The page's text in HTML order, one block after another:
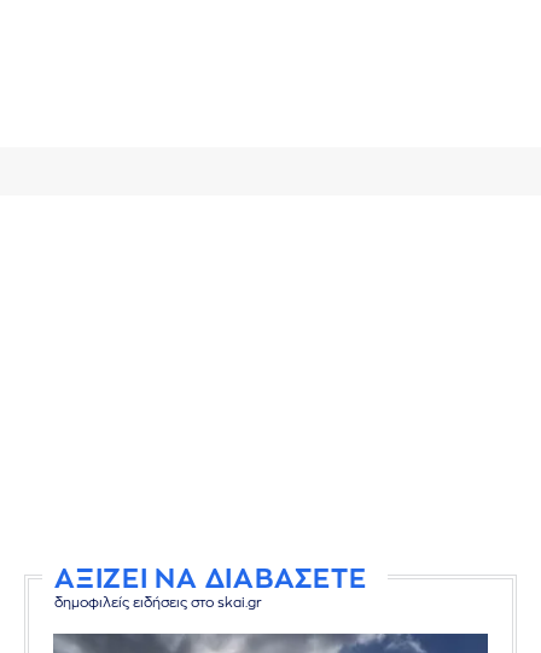
ΑΞΙΖΕΙ ΝΑ ΔΙΑΒΑΣΕΤΕ
δημοφιλείς ειδήσεις στο skai.gr